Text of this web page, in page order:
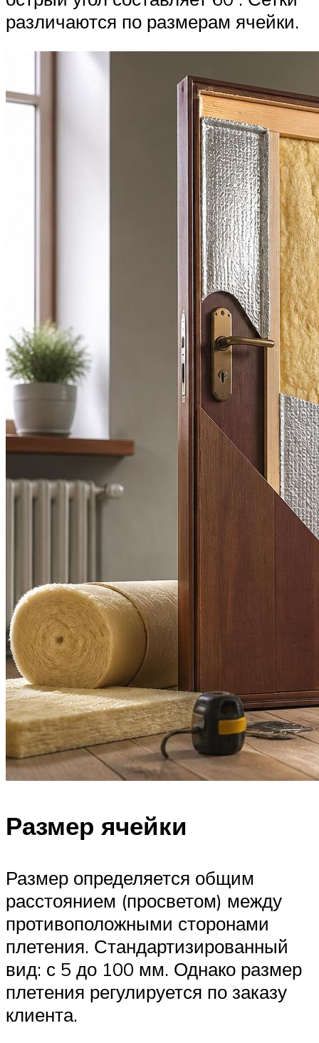
различаются по размерам ячейки.
Размер ячейки
Размер определяется общим
расстоянием (просветом) между
противоположными сторонами
плетения. Стандартизированный
вид: с 5 до 100 мм. Однако размер
плетения регулируется по заказу
клиента.